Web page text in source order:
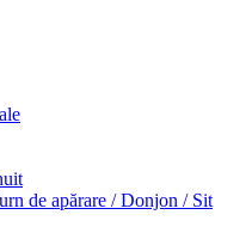
de apărare / Donjon / Sit